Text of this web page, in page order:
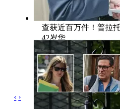
查获近百万件！普拉
42岁华
‹ ›